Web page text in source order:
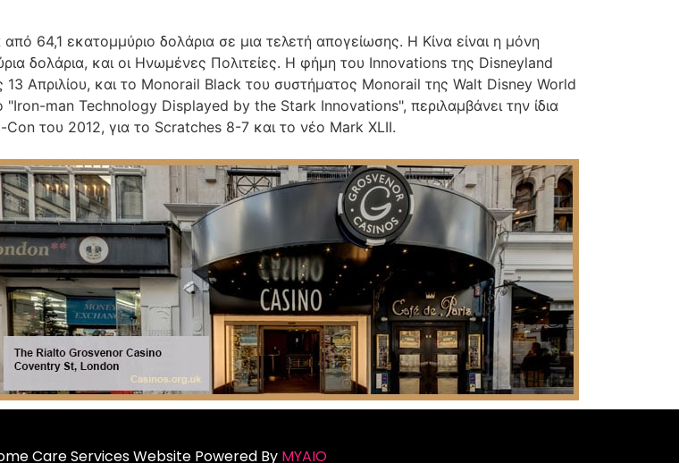
64,1 εκατομμύριο δολάρια σε μια τελετή απογείωσης. Η Κίνα είναι η μόνη
δολάρια, και οι Ηνωμένες Πολιτείες. Η φήμη του Innovations της Disneyland
13 Απριλίου, και το Monorail Black του συστήματος Monorail της Walt Disney World
man Technology Displayed by the Stark Innovations", περιλαμβάνει την ίδια
του 2012, για το Scratches 8-7 και το νέο Mark XLII.
Care Services Website Powered By MYAIO